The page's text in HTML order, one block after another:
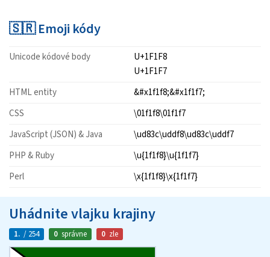
🇸🇷 Emoji kódy
Unicode kódové body
U+1F1F8
U+1F1F7
HTML entity
&#x1f1f8;&#x1f1f7;
CSS
\01f1f8\01f1f7
JavaScript (JSON) & Java
\ud83c\uddf8\ud83c\uddf7
PHP & Ruby
\u{1f1f8}\u{1f1f7}
Perl
\x{1f1f8}\x{1f1f7}
Uhádnite vlajku krajiny
1. / 254 0 správne 0 zle